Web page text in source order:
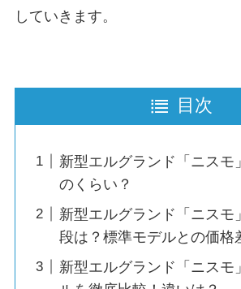
していきます。
目次
新型エルグランド「ニスモ
のくらい？
新型エルグランド「ニスモ
段は？標準モデルとの価格
新型エルグランド「ニスモ